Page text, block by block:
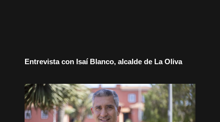
Entrevista con Isaí Blanco, alcalde de La Oliva